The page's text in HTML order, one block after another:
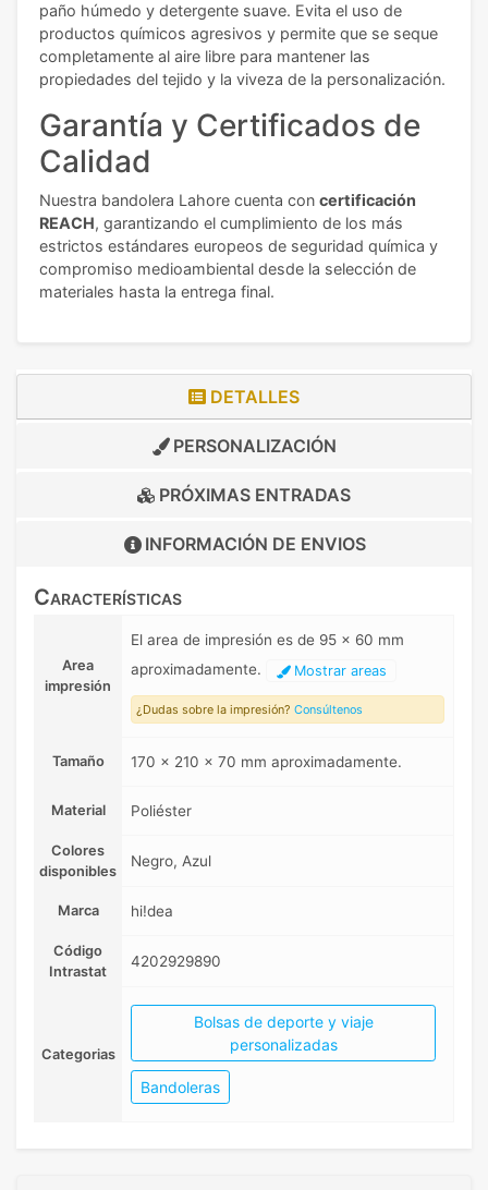
paño húmedo y detergente suave. Evita el uso de
productos químicos agresivos y permite que se seque
completamente al aire libre para mantener las
propiedades del tejido y la viveza de la personalización.
Garantía y Certificados de
Calidad
Nuestra bandolera Lahore cuenta con certificación
REACH, garantizando el cumplimiento de los más
estrictos estándares europeos de seguridad química y
compromiso medioambiental desde la selección de
materiales hasta la entrega final.
DETALLES
PERSONALIZACIÓN
PRÓXIMAS ENTRADAS
INFORMACIÓN DE ENVIOS
Características
Area
impresión
El area de impresión es de 95 x 60 mm
aproximadamente.
Mostrar areas
¿Dudas sobre la impresión? Consúltenos
Tamaño 170 x 210 x 70 mm aproximadamente.
Material Poliéster
Colores
disponibles
Negro, Azul
Marca hi!dea
Código
Intrastat
4202929890
Categorias
Bolsas de deporte y viaje
personalizadas
Bandoleras